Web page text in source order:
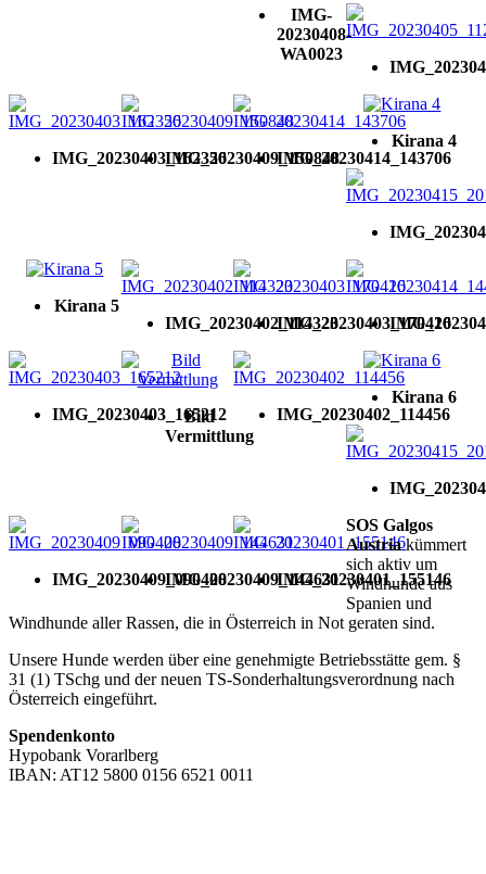
IMG-
20230408-
WA0023
IMG_20230403_162356IMG_20230409_150848IMG_20230414_143706
Kirana 4
Kirana 5
IMG_20230402_114323IMG_20230403_170416
IMG_20230403_165212
Bild
Vermittlung
IMG_20230402_114456
Kirana 6
IMG_20230409_090408IMG_20230409_144631IMG_20230401_155146
SOS Galgos
Austriakümmert
sich aktiv um
Windhunde aus
Spanien und
Windhunde aller Rassen, die in Österreich in Not geraten sind.
Unsere Hunde werden über eine genehmigte Betriebsstätte gem. §
31 (1) TSchg und der neuen TS-Sonderhaltungsverordnung nach
Österreich eingeführt.
Spendenkonto
Hypobank Vorarlberg
IBAN: AT12 5800 0156 6521 0011